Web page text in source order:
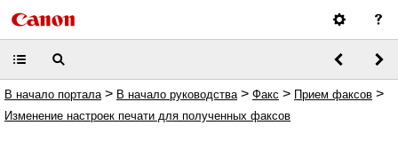
В начало портала > В начало руководства > Факс > Прием факсов >
Изменение настроек печати для полученных факсов